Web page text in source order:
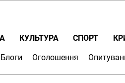
КУЛЬТУРА СПОРТ
Блоги Оголошення